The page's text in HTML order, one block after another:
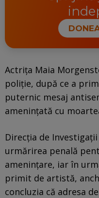
Actrița Maia
poliție, după ce a
puternic mesaj
amenințată cu
Direcția de
urmărirea penală
amenințare, iar în
primit de artistă,
concluzia că adresa